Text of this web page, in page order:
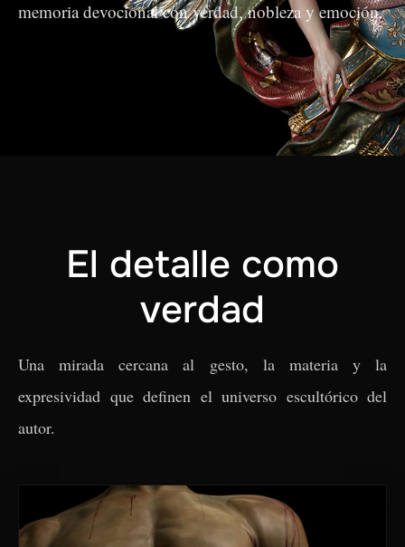
memoria devocional con verdad, nobleza y emoción.
El detalle como
verdad
Una mirada cercana al gesto, la materia y la
expresividad que definen el universo escultórico del
autor.